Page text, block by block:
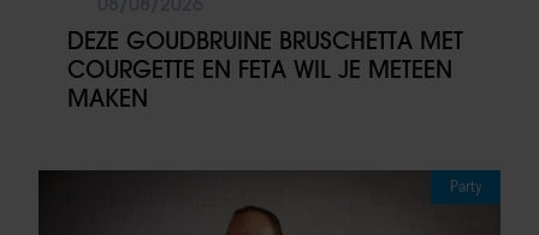
DEZE GOUDBRUINE BRUSCHETTA MET
COURGETTE EN FETA WIL JE METEEN
MAKEN
Party